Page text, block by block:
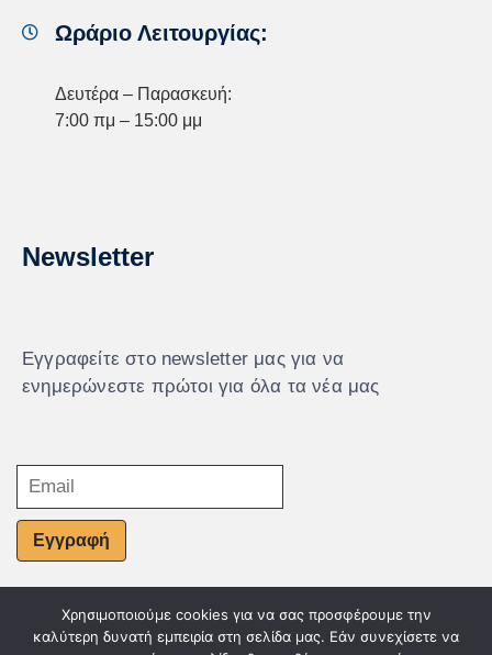
Ωράριο Λειτουργίας:
Δευτέρα – Παρασκευή:
7:00 πμ – 15:00 μμ
Newsletter
Εγγραφείτε στο newsletter μας για να
ενημερώνεστε πρώτοι για όλα τα νέα μας
Εγγραφή
© Powered by Knowledge AE
Χρησιμοποιούμε cookies για να σας προσφέρουμε την
καλύτερη δυνατή εμπειρία στη σελίδα μας. Εάν συνεχίσετε να